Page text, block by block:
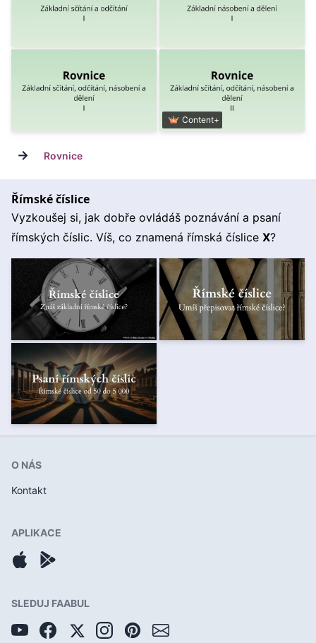
Content+
→ Rovnice
Římské číslice
Vyzkoušej si, jak dobře ovládáš poznávání a psaní
římských číslic. Víš, co znamená římská číslice X?
O NÁS
Kontakt
APLIKACE
SLEDUJ FAABUL